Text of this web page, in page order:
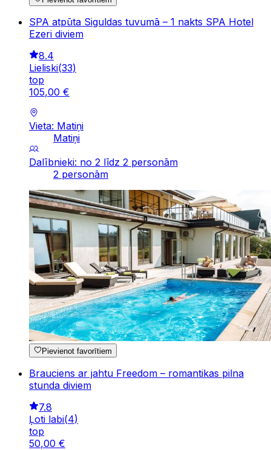
SPA atpūta Siguldas tuvumā – 1 nakts SPA Hotel
Ezeri diviem
8.4
Lieliski(33)
top
105,00 €
Vieta: Matiņi
Matiņi
Dalībnieki: no 2 līdz 2 personām
2 personām
Pievienot favorītiem
Brauciens ar jahtu Freedom – romantikas pilna
stunda diviem
7.8
Ļoti labi(4)
top
50,00 €